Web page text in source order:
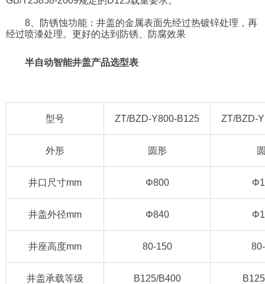
8、防锈蚀功能：井盖的金属表面先经过热镀锌处理，再
经过喷漆处理。更好的达到防锈、防腐效果
半自动智能井盖产品选型表
型号 ZT/BZD-Y800-B125 ZT/BZD-
外形 圆形
井口尺寸mm Φ800
井盖外径mm Φ840
井座高度mm 80-150
井盖承载等级 B125/B400